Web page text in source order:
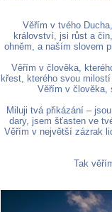
Věřím v tvého
království, jsi růst a
ohněm, a naším slovem
Věřím v člověka,
křest, kterého svou
Věřím v člověka,
Miluji tvá přikázání –
dary, jsem šťasten ve
Věřím v největší zázrak
Tak